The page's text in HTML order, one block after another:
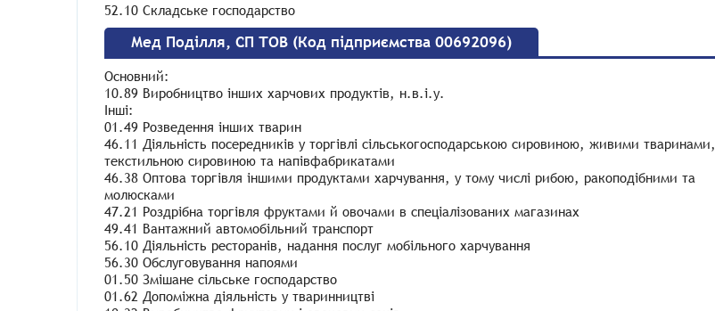
52.10 Складське господарство
Мед Поділля, СП ТОВ (Код підприємства 00692096)
Основний:
10.89 Виробництво інших харчових продуктів, н.в.і.у.
Інші:
01.49 Розведення інших тварин
46.11 Діяльність посередників у торгівлі сільськогосподарською сировиною, живими тваринами,
текстильною сировиною та напівфабрикатами
46.38 Оптова торгівля іншими продуктами харчування, у тому числі рибою, ракоподібними та
молюсками
47.21 Роздрібна торгівля фруктами й овочами в спеціалізованих магазинах
49.41 Вантажний автомобільний транспорт
56.10 Діяльність ресторанів, надання послуг мобільного харчування
56.30 Обслуговування напоями
01.50 Змішане сільське господарство
01.62 Допоміжна діяльність у тваринництві